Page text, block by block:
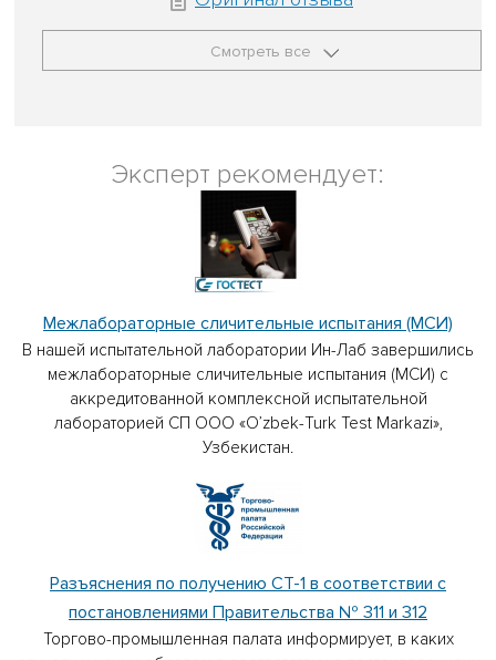
Смотреть все
Эксперт рекомендует:
Межлабораторные сличительные испытания (МСИ)
В нашей испытательной лаборатории Ин-Лаб завершились
межлабораторные сличительные испытания (МСИ) с
аккредитованной комплексной испытательной
лабораторией СП ООО «O’zbek-Turk Test Markazi»,
Узбекистан.
Разъяснения по получению СТ-1 в соответствии с
постановлениями Правительства № 311 и 312
Торгово-промышленная палата информирует, в каких